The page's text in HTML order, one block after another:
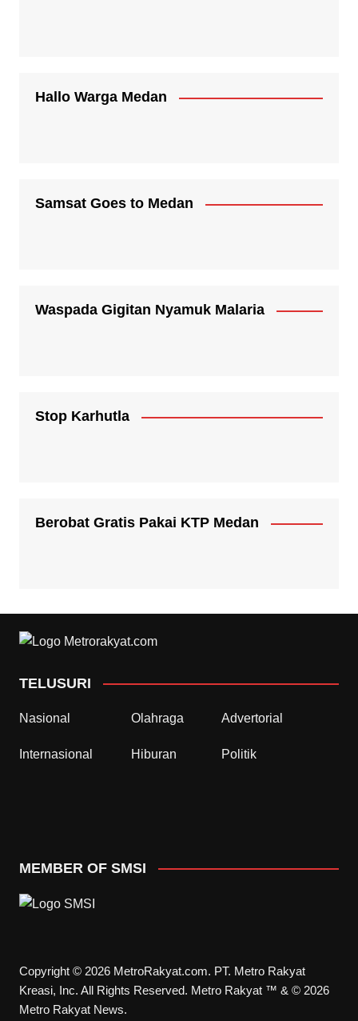
Hallo Warga Medan
Samsat Goes to Medan
Waspada Gigitan Nyamuk Malaria
Stop Karhutla
Berobat Gratis Pakai KTP Medan
TELUSURI
Nasional Olahraga Advertorial
Internasional Hiburan Politik
MEMBER OF SMSI
Copyright © 2026 MetroRakyat.com. PT. Metro Rakyat
Kreasi, Inc. All Rights Reserved. Metro Rakyat ™ & © 2026
Metro Rakyat News.